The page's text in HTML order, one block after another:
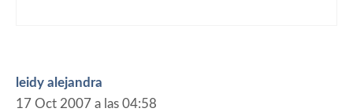
leidy alejandra
17 Oct 2007 a las 04:58